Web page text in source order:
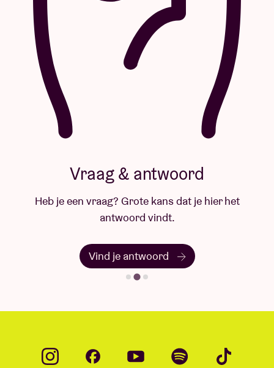
Vraag & antwoord
Heb je een vraag? Grote kans dat je hier het
antwoord vindt.
Vind je antwoord